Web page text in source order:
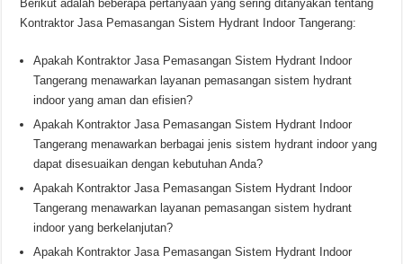
Berikut adalah beberapa pertanyaan yang sering ditanyakan tentang
Kontraktor Jasa Pemasangan Sistem Hydrant Indoor Tangerang:
Apakah Kontraktor Jasa Pemasangan Sistem Hydrant Indoor
Tangerang menawarkan layanan pemasangan sistem hydrant
indoor yang aman dan efisien?
Apakah Kontraktor Jasa Pemasangan Sistem Hydrant Indoor
Tangerang menawarkan berbagai jenis sistem hydrant indoor yang
dapat disesuaikan dengan kebutuhan Anda?
Apakah Kontraktor Jasa Pemasangan Sistem Hydrant Indoor
Tangerang menawarkan layanan pemasangan sistem hydrant
indoor yang berkelanjutan?
Apakah Kontraktor Jasa Pemasangan Sistem Hydrant Indoor